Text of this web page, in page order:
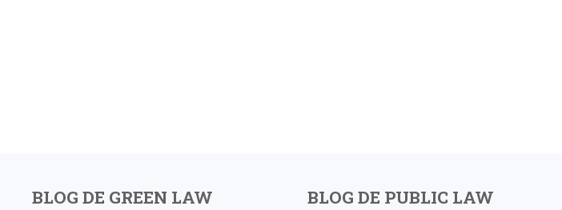
BLOG DE GREEN LAW BLOG DE PUBLIC LAW